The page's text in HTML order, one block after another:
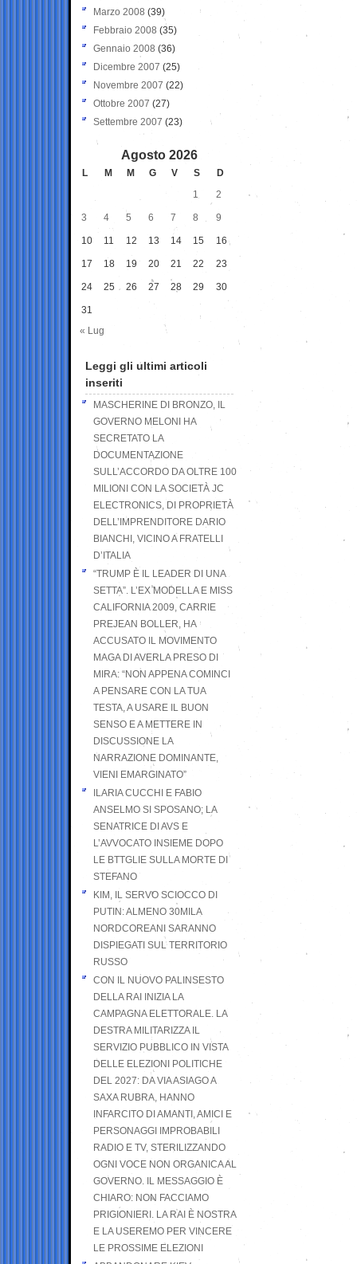
Marzo 2008 (39)
Febbraio 2008 (35)
Gennaio 2008 (36)
Dicembre 2007 (25)
Novembre 2007 (22)
Ottobre 2007 (27)
Settembre 2007 (23)
Agosto 2026
L M M G V S
D
1
2
3 4 5 6 7 8 9
10 11 12 13 14 15 16
17 18 19 20 21 22 23
24 25 26 27 28 29 30
31
« Lug
Leggi gli ultimi articoli
inseriti
MASCHERINE DI BRONZO, IL
GOVERNO MELONI HA
SECRETATO LA
DOCUMENTAZIONE
SULL’ACCORDO DA OLTRE 100
MILIONI CON LA SOCIETÀ JC
ELECTRONICS, DI PROPRIETÀ
DELL’IMPRENDITORE DARIO
BIANCHI, VICINO A FRATELLI
D’ITALIA
“TRUMP È IL LEADER DI UNA
SETTA”. L’EX MODELLA E MISS
CALIFORNIA 2009, CARRIE
PREJEAN BOLLER, HA
ACCUSATO IL MOVIMENTO
MAGA DI AVERLA PRESO DI
MIRA: “NON APPENA COMINCI
A PENSARE CON LA TUA
TESTA, A USARE IL BUON
SENSO E A METTERE IN
DISCUSSIONE LA
NARRAZIONE DOMINANTE,
VIENI EMARGINATO”
ILARIA CUCCHI E FABIO
ANSELMO SI SPOSANO; LA
SENATRICE DI AVS E
L’AVVOCATO INSIEME DOPO
LE BTTGLIE SULLA MORTE DI
STEFANO
KIM, IL SERVO SCIOCCO DI
PUTIN: ALMENO 30MILA
NORDCOREANI SARANNO
DISPIEGATI SUL TERRITORIO
RUSSO
CON IL NUOVO PALINSESTO
DELLA RAI INIZIA LA
CAMPAGNA ELETTORALE. LA
DESTRA MILITARIZZA IL
SERVIZIO PUBBLICO IN VISTA
DELLE ELEZIONI POLITICHE
DEL 2027: DA VIA ASIAGO A
SAXA RUBRA, HANNO
INFARCITO DI AMANTI, AMICI E
PERSONAGGI IMPROBABILI
RADIO E TV, STERILIZZANDO
OGNI VOCE NON ORGANICA AL
GOVERNO. IL MESSAGGIO È
CHIARO: NON FACCIAMO
PRIGIONIERI. LA RAI È NOSTRA
E LA USEREMO PER VINCERE
LE PROSSIME ELEZIONI